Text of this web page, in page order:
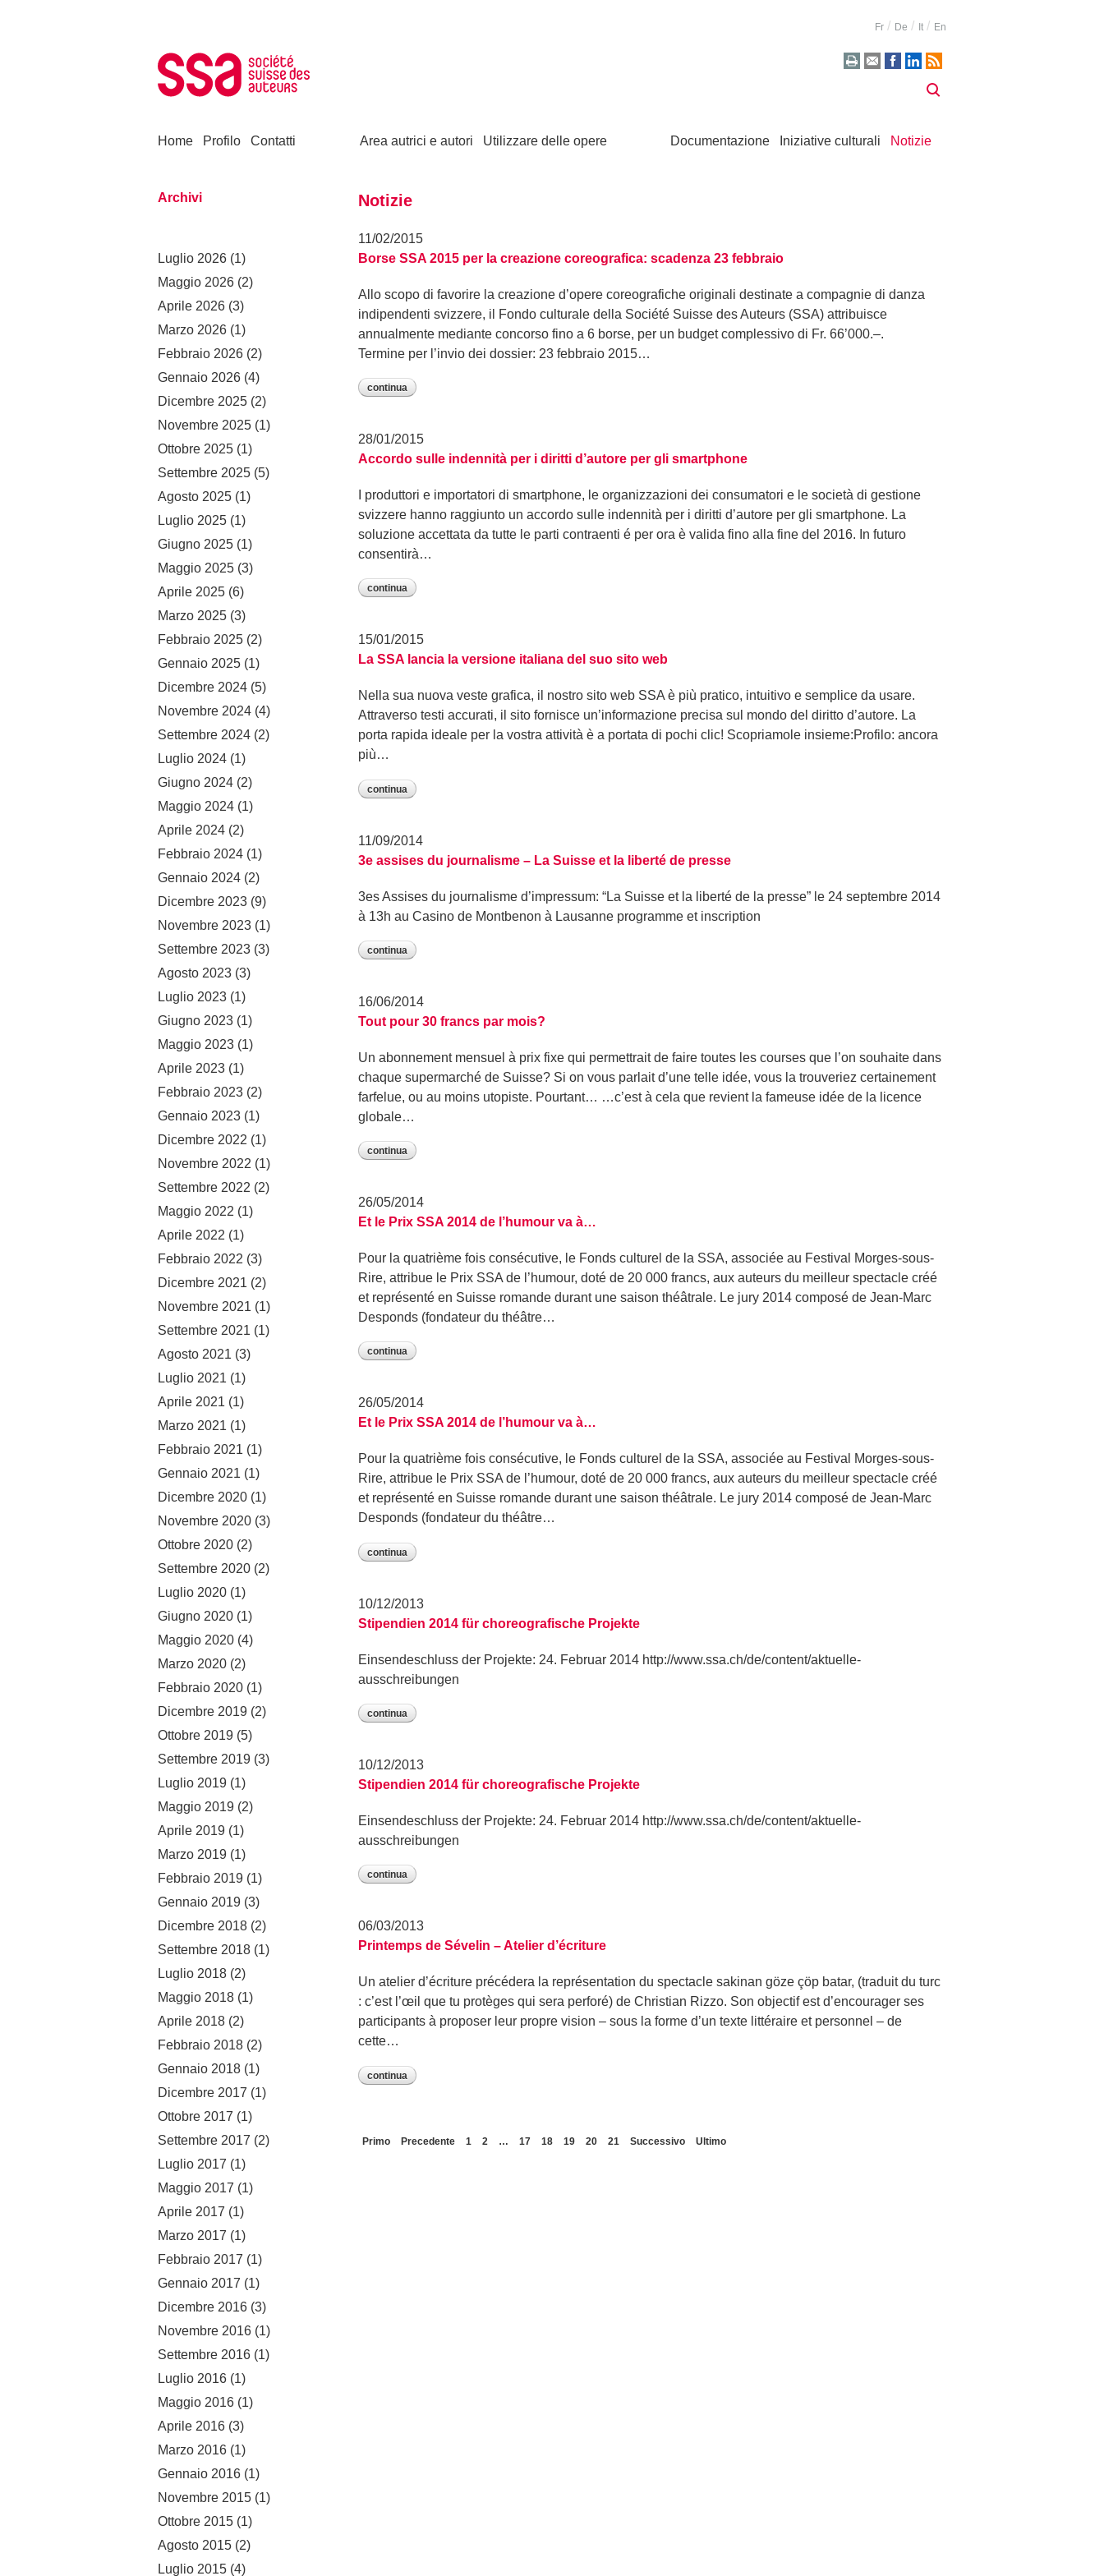
Fr De It En
Home Profilo Contatti Area autrici e autori Utilizzare delle opere Documentazione Iniziative culturali Notizie
Archivi
Luglio 2026 (1)
Maggio 2026 (2)
Aprile 2026 (3)
Marzo 2026 (1)
Febbraio 2026 (2)
Gennaio 2026 (4)
Dicembre 2025 (2)
Novembre 2025 (1)
Ottobre 2025 (1)
Settembre 2025 (5)
Agosto 2025 (1)
Luglio 2025 (1)
Giugno 2025 (1)
Maggio 2025 (3)
Aprile 2025 (6)
Marzo 2025 (3)
Febbraio 2025 (2)
Gennaio 2025 (1)
Dicembre 2024 (5)
Novembre 2024 (4)
Settembre 2024 (2)
Luglio 2024 (1)
Giugno 2024 (2)
Maggio 2024 (1)
Aprile 2024 (2)
Febbraio 2024 (1)
Gennaio 2024 (2)
Dicembre 2023 (9)
Novembre 2023 (1)
Settembre 2023 (3)
Agosto 2023 (3)
Luglio 2023 (1)
Giugno 2023 (1)
Maggio 2023 (1)
Aprile 2023 (1)
Febbraio 2023 (2)
Gennaio 2023 (1)
Dicembre 2022 (1)
Novembre 2022 (1)
Settembre 2022 (2)
Maggio 2022 (1)
Aprile 2022 (1)
Febbraio 2022 (3)
Dicembre 2021 (2)
Novembre 2021 (1)
Settembre 2021 (1)
Agosto 2021 (3)
Luglio 2021 (1)
Aprile 2021 (1)
Marzo 2021 (1)
Febbraio 2021 (1)
Gennaio 2021 (1)
Dicembre 2020 (1)
Novembre 2020 (3)
Ottobre 2020 (2)
Settembre 2020 (2)
Luglio 2020 (1)
Giugno 2020 (1)
Maggio 2020 (4)
Marzo 2020 (2)
Febbraio 2020 (1)
Dicembre 2019 (2)
Ottobre 2019 (5)
Settembre 2019 (3)
Luglio 2019 (1)
Maggio 2019 (2)
Aprile 2019 (1)
Marzo 2019 (1)
Febbraio 2019 (1)
Gennaio 2019 (3)
Dicembre 2018 (2)
Settembre 2018 (1)
Luglio 2018 (2)
Maggio 2018 (1)
Aprile 2018 (2)
Febbraio 2018 (2)
Gennaio 2018 (1)
Dicembre 2017 (1)
Ottobre 2017 (1)
Settembre 2017 (2)
Luglio 2017 (1)
Maggio 2017 (1)
Aprile 2017 (1)
Marzo 2017 (1)
Febbraio 2017 (1)
Gennaio 2017 (1)
Dicembre 2016 (3)
Novembre 2016 (1)
Settembre 2016 (1)
Luglio 2016 (1)
Maggio 2016 (1)
Aprile 2016 (3)
Marzo 2016 (1)
Gennaio 2016 (1)
Novembre 2015 (1)
Ottobre 2015 (1)
Agosto 2015 (2)
Luglio 2015 (4)
Notizie
11/02/2015
Borse SSA 2015 per la creazione coreografica: scadenza 23 febbraio
Allo scopo di favorire la creazione d’opere coreografiche originali destinate a compagnie di danza
indipendenti svizzere, il Fondo culturale della Société Suisse des Auteurs (SSA) attribuisce
annualmente mediante concorso fino a 6 borse, per un budget complessivo di Fr. 66’000.–.
Termine per l’invio dei dossier: 23 febbraio 2015…
continua
28/01/2015
Accordo sulle indennità per i diritti d’autore per gli smartphone
I produttori e importatori di smartphone, le organizzazioni dei consumatori e le società di gestione
svizzere hanno raggiunto un accordo sulle indennità per i diritti d’autore per gli smartphone. La
soluzione accettata da tutte le parti contraenti é per ora è valida fino alla fine del 2016. In futuro
consentirà…
continua
15/01/2015
La SSA lancia la versione italiana del suo sito web
Nella sua nuova veste grafica, il nostro sito web SSA è più pratico, intuitivo e semplice da usare.
Attraverso testi accurati, il sito fornisce un’informazione precisa sul mondo del diritto d’autore. La
porta rapida ideale per la vostra attività è a portata di pochi clic! Scopriamole insieme:Profilo: ancora
più…
continua
11/09/2014
3e assises du journalisme – La Suisse et la liberté de presse
3es Assises du journalisme d’impressum: “La Suisse et la liberté de la presse” le 24 septembre 2014
à 13h au Casino de Montbenon à Lausanne programme et inscription
continua
16/06/2014
Tout pour 30 francs par mois?
Un abonnement mensuel à prix fixe qui permettrait de faire toutes les courses que l’on souhaite dans
chaque supermarché de Suisse? Si on vous parlait d’une telle idée, vous la trouveriez certainement
farfelue, ou au moins utopiste. Pourtant… …c’est à cela que revient la fameuse idée de la licence
globale…
continua
26/05/2014
Et le Prix SSA 2014 de l’humour va à…
Pour la quatrième fois consécutive, le Fonds culturel de la SSA, associée au Festival Morges-sous-
Rire, attribue le Prix SSA de l’humour, doté de 20 000 francs, aux auteurs du meilleur spectacle créé
et représenté en Suisse romande durant une saison théâtrale. Le jury 2014 composé de Jean-Marc
Desponds (fondateur du théâtre…
continua
26/05/2014
Et le Prix SSA 2014 de l’humour va à…
Pour la quatrième fois consécutive, le Fonds culturel de la SSA, associée au Festival Morges-sous-
Rire, attribue le Prix SSA de l’humour, doté de 20 000 francs, aux auteurs du meilleur spectacle créé
et représenté en Suisse romande durant une saison théâtrale. Le jury 2014 composé de Jean-Marc
Desponds (fondateur du théâtre…
continua
10/12/2013
Stipendien 2014 für choreografische Projekte
Einsendeschluss der Projekte: 24. Februar 2014 http://www.ssa.ch/de/content/aktuelle-
ausschreibungen
continua
10/12/2013
Stipendien 2014 für choreografische Projekte
Einsendeschluss der Projekte: 24. Februar 2014 http://www.ssa.ch/de/content/aktuelle-
ausschreibungen
continua
06/03/2013
Printemps de Sévelin – Atelier d’écriture
Un atelier d’écriture précédera la représentation du spectacle sakinan göze çöp batar, (traduit du turc
: c’est l’œil que tu protèges qui sera perforé) de Christian Rizzo. Son objectif est d’encourager ses
participants à proposer leur propre vision – sous la forme d’un texte littéraire et personnel – de
cette…
continua
Primo Precedente 1 2 … 17 18 19 20 21 Successivo Ultimo